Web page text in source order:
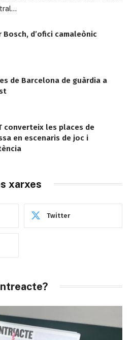
Bosch, d’ofici camaleònic
de Barcelona de guàrdia a
converteix les places de
en escenaris de joc i
xarxes
Twitter